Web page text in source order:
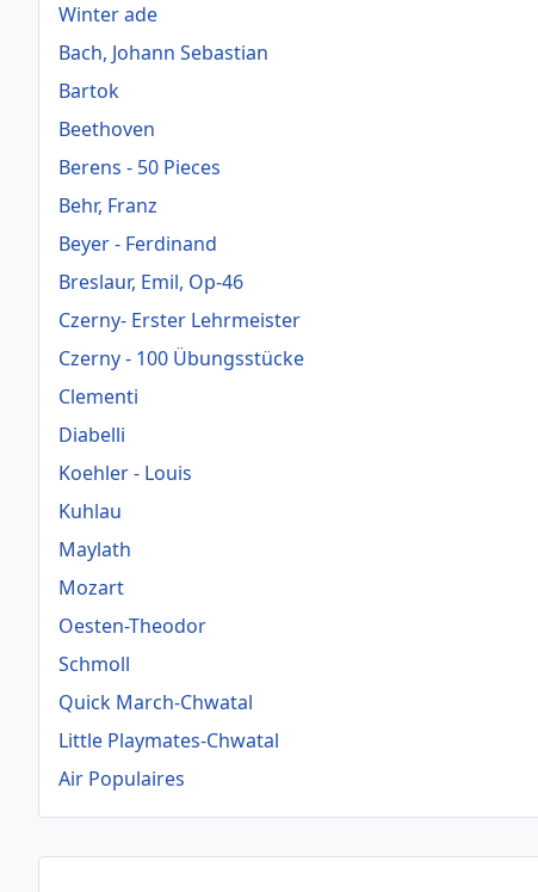
Winter ade
Bach, Johann Sebastian
Bartok
Beethoven
Berens - 50 Pieces
Behr, Franz
Beyer - Ferdinand
Breslaur, Emil, Op-46
Czerny- Erster Lehrmeister
Czerny - 100 Übungsstücke
Clementi
Diabelli
Koehler - Louis
Kuhlau
Maylath
Mozart
Oesten-Theodor
Schmoll
Quick March-Chwatal
Little Playmates-Chwatal
Air Populaires